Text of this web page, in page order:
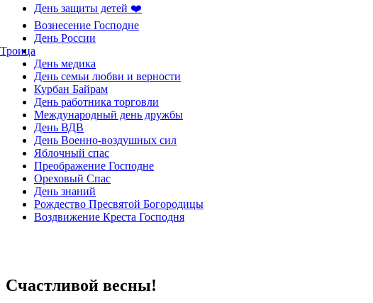
День защиты детей ❤️
Вознесение Господне
День России
Троица
День медика
День семьи любви и верности
Курбан Байрам
День работника торговли
Международный день дружбы
День ВДВ
День Военно-воздушных сил
Яблочный спас
Преображение Господне
Ореховый Спас
День знаний
Рождество Пресвятой Богородицы
Воздвижение Креста Господня
Счастливой весны!